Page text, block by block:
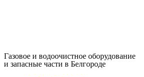
Газовое и водоочистное оборудование
и запасные части в Белгороде